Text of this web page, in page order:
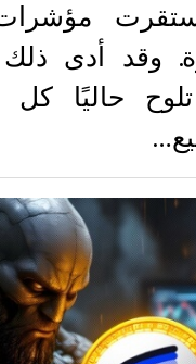
استقرت
وقد أدى
حاليًا كل